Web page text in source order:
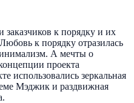
заказчиков к порядку и их
к порядку отразилась
А мечты о
проекта
использовались зеркальная
Мэджик и раздвижная